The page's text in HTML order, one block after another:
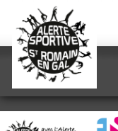
Panneau de gestion